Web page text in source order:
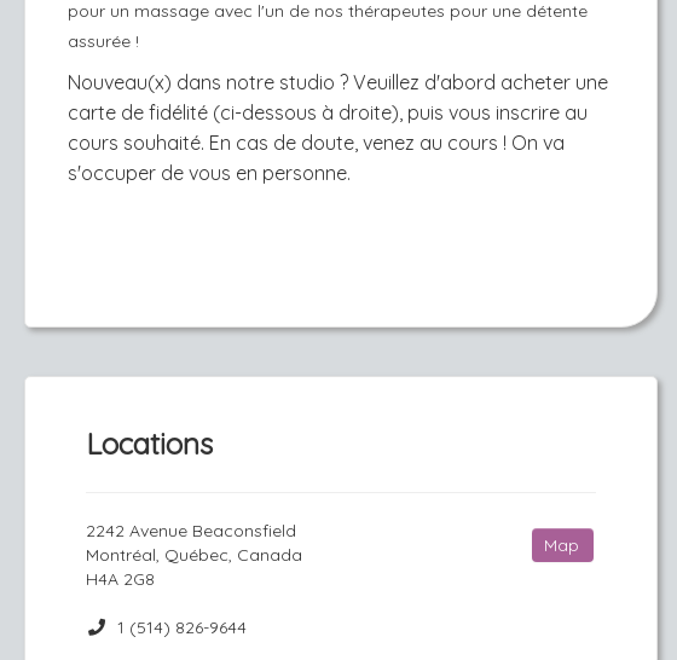
pour un massage avec l'un de nos thérapeutes pour une détente
assurée !
Nouveau(x) dans notre studio ? Veuillez d'abord acheter une
carte de fidélité (ci-dessous à droite), puis vous inscrire au
cours souhaité. En cas de doute, venez au cours ! On va
s'occuper de vous en personne.
Locations
2242 Avenue Beaconsfield
Montréal, Québec, Canada
H4A 2G8
1 (514) 826-9644
Map